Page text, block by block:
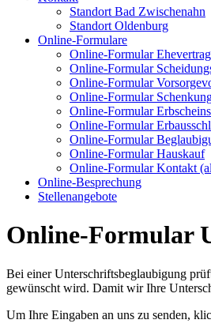
Standort Bad Zwischenahn
Standort Oldenburg
Online-Formulare
Online-Formular Ehevertrag
Online-Formular
Online-Formular
Online-Formular
Online-Formular
Online-Formular
Online-Formular
Online-Formular Hauskauf
Online-Formular Kontakt
Online-Besprechung
Stellenangebote
Online-Formular
Bei einer Unterschriftsbeglaubigung
gewünscht wird. Damit wir Ihre
Um Ihre Eingaben an uns zu senden,